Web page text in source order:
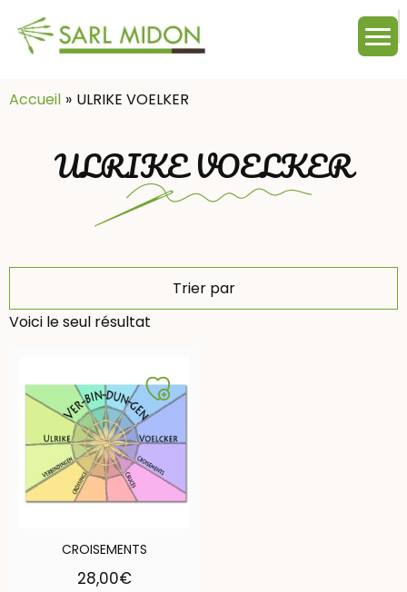
Accueil
ULRIKE VOELKER
ULRIKE VOELKER
Trier par
Voici le seul résultat
CROISEMENTS
28,00€